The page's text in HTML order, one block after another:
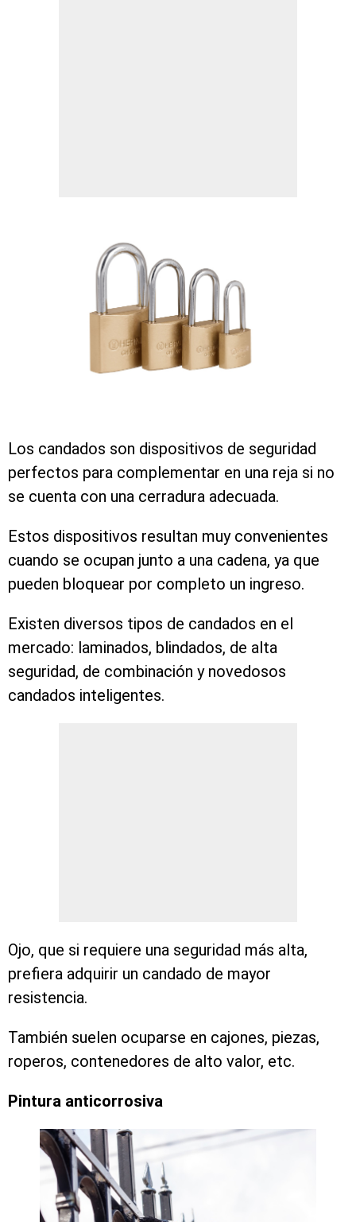
Los candados son dispositivos de seguridad
perfectos para complementar en una reja si no
se cuenta con una cerradura adecuada.
Estos dispositivos resultan muy convenientes
cuando se ocupan junto a una cadena, ya que
pueden bloquear por completo un ingreso.
Existen diversos tipos de candados en el
mercado: laminados, blindados, de alta
seguridad, de combinación y novedosos
candados inteligentes.
Ojo, que si requiere una seguridad más alta,
prefiera adquirir un candado de mayor
resistencia.
También suelen ocuparse en cajones, piezas,
roperos, contenedores de alto valor, etc.
Pintura anticorrosiva